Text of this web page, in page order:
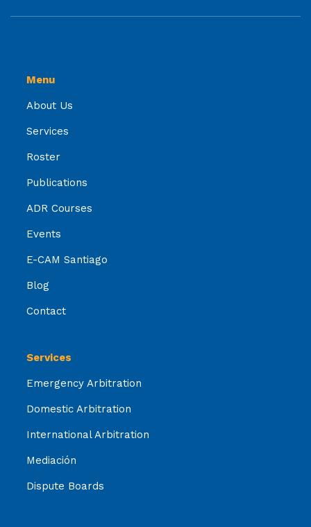
Menu
About Us
Services
Roster
Publications
ADR Courses
Events
E-CAM Santiago
Blog
Contact
Services
Emergency Arbitration
Domestic Arbitration
International Arbitration
Mediación
Dispute Boards